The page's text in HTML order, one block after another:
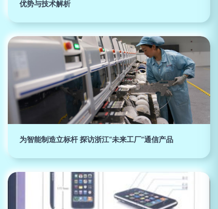
优势与技术解析
为智能制造立标杆 探访浙江“未来工厂”通信产品